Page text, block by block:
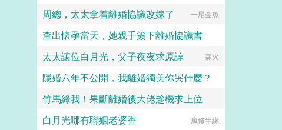
周總，太太拿着離婚協議改嫁了 一尾金魚
查出懷孕當天，她親手簽下離婚協議書
明雨葉
太太讓位白月光，父子夜夜求原諒 森火
隱婚六年不公開，我離婚獨美你哭什麼？
姜子芽
竹馬綠我！果斷離婚後大佬趁機求上位
魚不言
白月光哪有聯姻老婆香 瘋修半緣